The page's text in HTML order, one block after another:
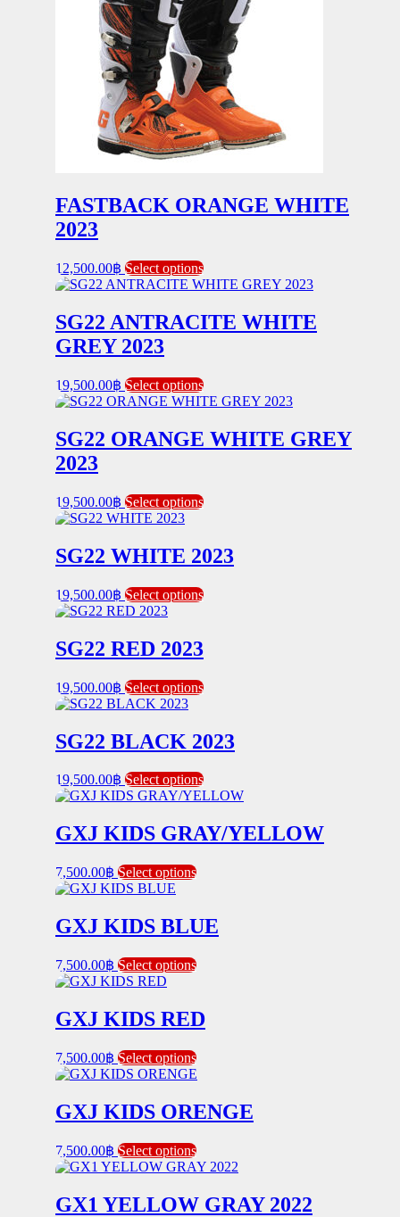
be
chosen
the
product
page
FASTBACK ORANGE WHITE
2023
12,500.00฿ Select optionsThis
product
multiple
variants.
may
be
chosen
the
SG22 ANTRACITE WHITE
GREY 2023
19,500.00฿ Select optionsThis
product
multiple
variants.
may
the
page
SG22 ORANGE WHITE GREY
2023
19,500.00฿ Select optionsThis
multiple
variants.
options
on
product
SG22 WHITE 2023
19,500.00฿ Select optionsThis
variants.
options
chosen
on
product
page
SG22 RED 2023
19,500.00฿ Select optionsThis
multiple
variants.
options
may
chosen
on
SG22 BLACK 2023
19,500.00฿ Select optionsThis
product
multiple
variants.
chosen
on
GXJ KIDS GRAY/YELLOW
7,500.00฿ Select optionsThis
multiple
variants.
options
chosen
on
product
page
GXJ KIDS BLUE
7,500.00฿ Select optionsThis
multiple
variants.
options
may
chosen
on
product
page
GXJ KIDS RED
7,500.00฿ Select optionsThis
product
multiple
variants.
options
may
chosen
GXJ KIDS ORENGE
7,500.00฿ Select optionsThis
product
multiple
variants.
GX1 YELLOW GRAY 2022